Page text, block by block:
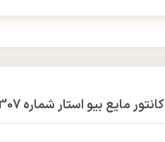
کانتور مایع بیو استار شماره B307